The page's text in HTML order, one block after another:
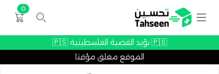
0
🇵🇸 نؤيد القضية الفلسطينية 🇵🇸
الموقع مغلق مؤقتا